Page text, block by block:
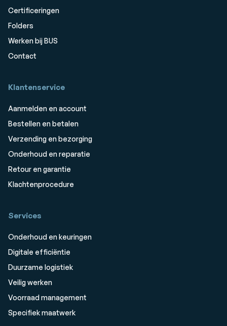
Certificeringen
Folders
Werken bij BUS
Contact
Klantenservice
Aanmelden en account
Bestellen en betalen
Verzending en bezorging
Onderhoud en reparatie
Retour en garantie
Klachtenprocedure
Services
Onderhoud en keuringen
Digitale efficiëntie
Duurzame logistiek
Veilig werken
Voorraad management
Specifiek maatwerk